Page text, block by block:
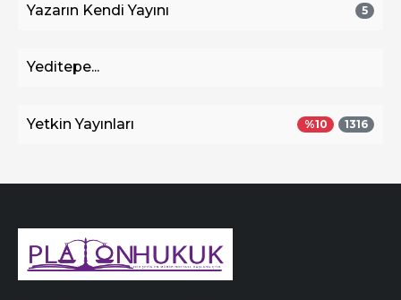
Yazarın Kendi Yayını 5
Yeditepe...
Yetkin Yayınları %10 1316